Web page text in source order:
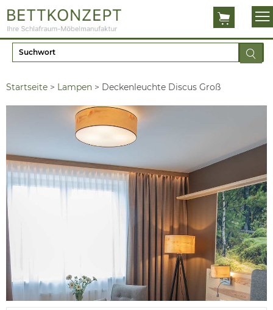
Startseite > Lampen > Deckenleuchte Discus Groß